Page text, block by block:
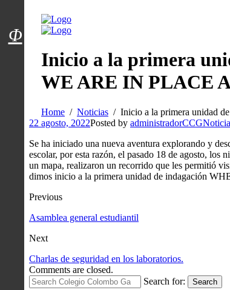
Menú usuarios
Inicio a la primera
WE ARE IN PLACE
Home Noticias
Inicio a la primera unidad
22 agosto, 2022Posted by administradorCCG
Se ha iniciado una nueva aventura explorando y
escolar, por esta razón, el pasado 18 de agosto, los
un mapa, realizaron un recorrido que les permitió
dimos inicio a la primera unidad de indagación
Previous
Asamblea general estudiantil
Next
Charlas de seguridad en los laboratorios.
Comments are closed.
Search for:
Search
Φ